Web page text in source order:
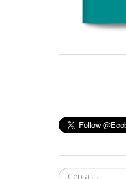
Cerca